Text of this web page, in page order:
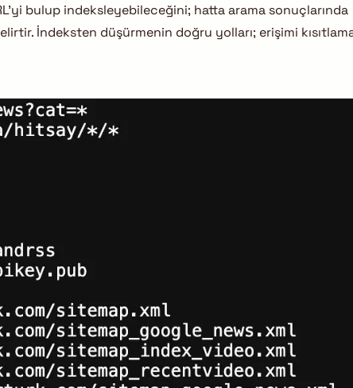
bulup indeksleyebileceğini; hatta arama sonuçlarında
İndeksten düşürmenin doğru yolları; erişimi